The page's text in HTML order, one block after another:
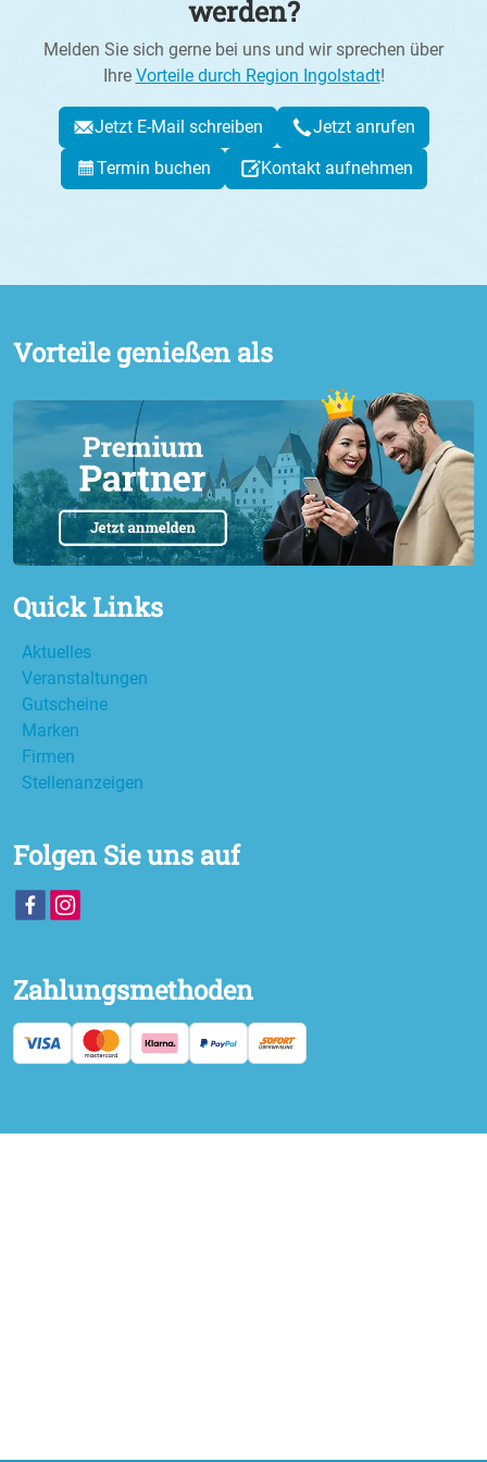
Marken erwerben.
werden?
Melden Sie sich gerne bei uns und wir sprechen über
Ihre Vorteile durch Region Ingolstadt!
Jetzt E-Mail schreiben
Jetzt anrufen
Termin buchen
Kontakt aufnehmen
Vorteile genießen als
Quick Links
Aktuelles
Veranstaltungen
Gutscheine
Marken
Firmen
Stellenanzeigen
Folgen Sie uns auf
Zahlungsmethoden